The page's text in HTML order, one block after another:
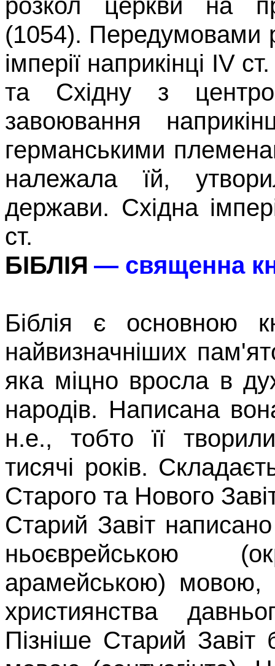
(1054). Передумова­ми
імперії наприкінці IV
та Східну з
завоювання
германськими
належала їй,
держави. Східна
ст.
БІБЛІЯ — священна
Біблія є основною
найвиз­начніших
яка міцно вросла в
народів. Написана
н.е., тобто її
тисячі років.
Старого та Нового
Старий Завіт
ньоєврейською
арамейською)
християнства
Пізніше Старий